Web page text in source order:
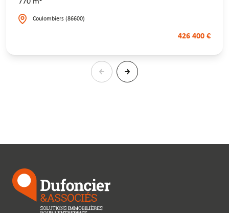
Coulombiers (86600)
426 400 €